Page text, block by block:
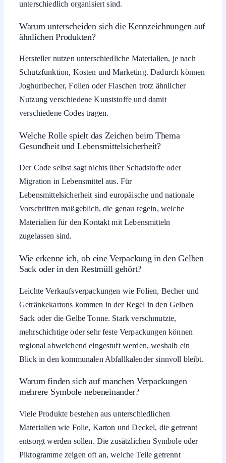
unterschiedlich organisiert sind.
Warum unterscheiden sich die Kennzeichnungen auf
ähnlichen Produkten?
Hersteller nutzen unterschiedliche Materialien, je nach
Schutzfunktion, Kosten und Marketing. Dadurch können
Joghurtbecher, Folien oder Flaschen trotz ähnlicher
Nutzung verschiedene Kunststoffe und damit
verschiedene Codes tragen.
Welche Rolle spielt das Zeichen beim Thema
Gesundheit und Lebensmittelsicherheit?
Der Code selbst sagt nichts über Schadstoffe oder
Migration in Lebensmittel aus. Für
Lebensmittelsicherheit sind europäische und nationale
Vorschriften maßgeblich, die genau regeln, welche
Materialien für den Kontakt mit Lebensmitteln
zugelassen sind.
Wie erkenne ich, ob eine Verpackung in den Gelben
Sack oder in den Restmüll gehört?
Leichte Verkaufsverpackungen wie Folien, Becher und
Getränkekartons kommen in der Regel in den Gelben
Sack oder die Gelbe Tonne. Stark verschmutzte,
mehrschichtige oder sehr feste Verpackungen können
regional abweichend eingestuft werden, weshalb ein
Blick in den kommunalen Abfallkalender sinnvoll bleibt.
Warum finden sich auf manchen Verpackungen
mehrere Symbole nebeneinander?
Viele Produkte bestehen aus unterschiedlichen
Materialien wie Folie, Karton und Deckel, die getrennt
entsorgt werden sollen. Die zusätzlichen Symbole oder
Piktogramme zeigen oft an, welche Teile getrennt